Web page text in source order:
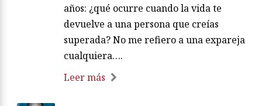
años: ¿qué ocurre cuando la vida te
devuelve a una persona que creías
superada? No me refiero a una expareja
cualquiera….
Leer más